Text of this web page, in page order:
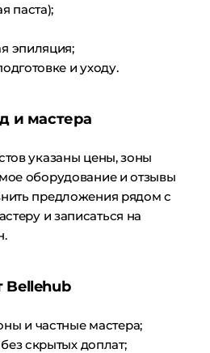
паста);
эпиляция;
и уходу.
и мастера
указаны цены, зоны
оборудование и отзывы
предложения рядом с
и записаться на
и частные мастера;
скрытых доплат;